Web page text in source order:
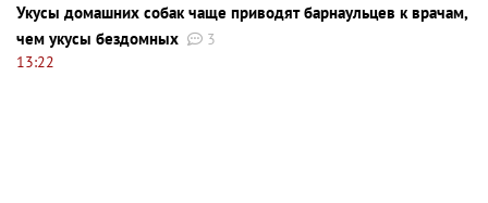
Укусы домашних собак чаще приводят барнаульцев к врачам,
чем укусы бездомных
3
13:22